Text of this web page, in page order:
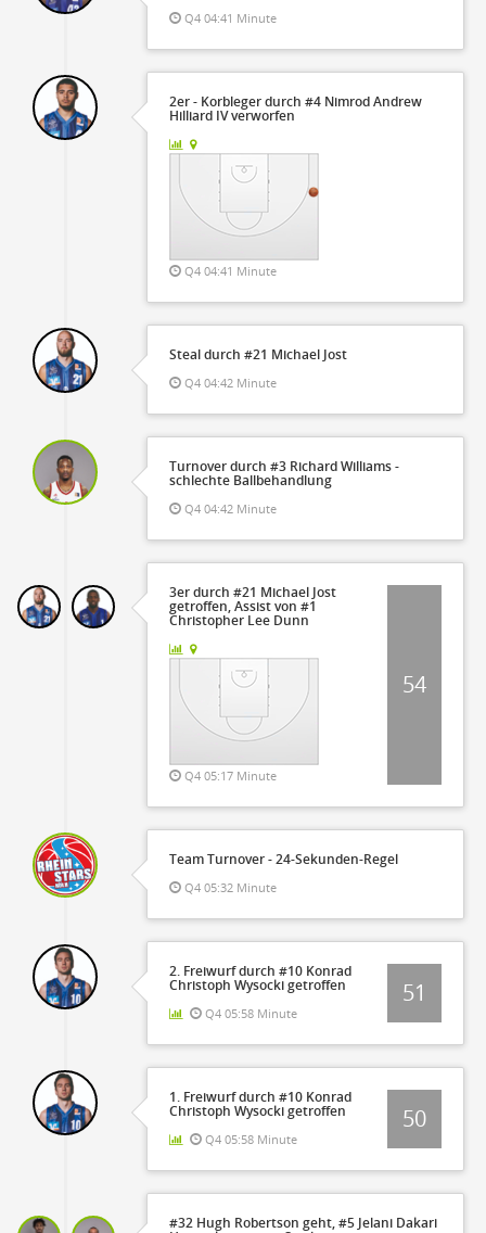
Q4 04:41 Minute
2er - Korbleger durch #4 Nimrod Andrew
Hilliard IV verworfen
Q4 04:41 Minute
Steal durch #21 Michael Jost
Q4 04:42 Minute
Turnover durch #3 Richard Williams -
schlechte Ballbehandlung
Q4 04:42 Minute
3er durch #21 Michael Jost
getroffen, Assist von #1
Christopher Lee Dunn
Q4 05:17 Minute
54
Team Turnover - 24-Sekunden-Regel
Q4 05:32 Minute
2. Freiwurf durch #10 Konrad
Christoph Wysocki getroffen
Q4 05:58 Minute
51
1. Freiwurf durch #10 Konrad
Christoph Wysocki getroffen
Q4 05:58 Minute
50
#32 Hugh Robertson geht, #5 Jelani Dakari